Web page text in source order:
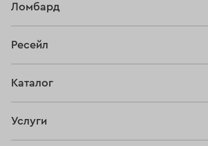
Ломбард
Тарифы
Ресейл
Купить
Каталог
Услуги